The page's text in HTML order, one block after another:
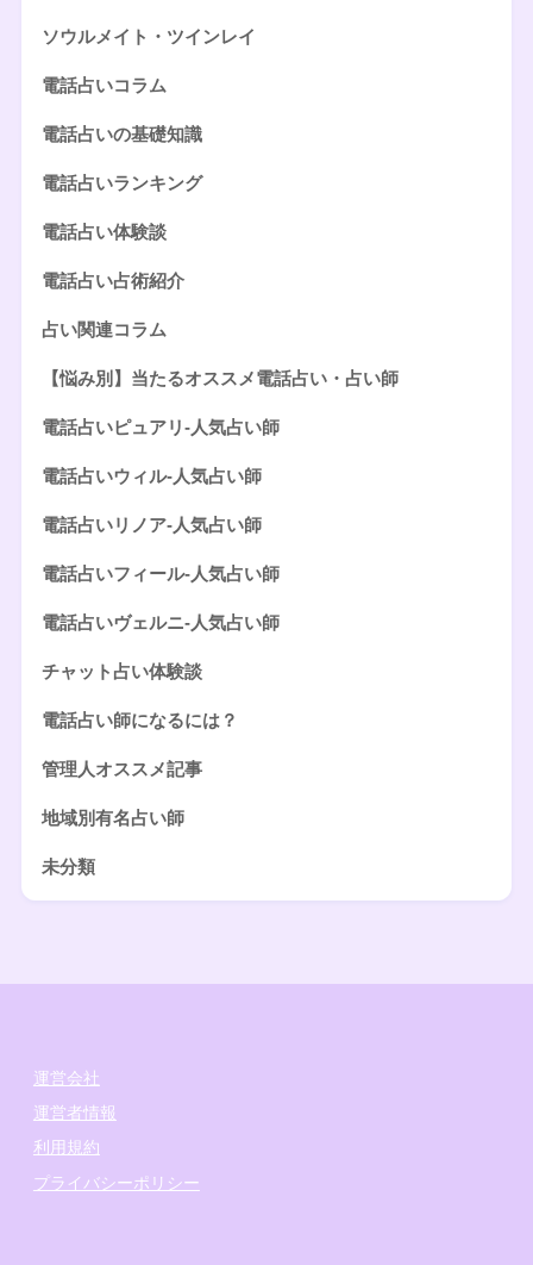
ソウルメイト・ツインレイ
電話占いコラム
電話占いの基礎知識
電話占いランキング
電話占い体験談
電話占い占術紹介
占い関連コラム
【悩み別】当たるオススメ電話占い・占い師
電話占いピュアリ-人気占い師
電話占いウィル-人気占い師
電話占いリノア-人気占い師
電話占いフィール-人気占い師
電話占いヴェルニ-人気占い師
チャット占い体験談
電話占い師になるには？
管理人オススメ記事
地域別有名占い師
未分類
運営会社
運営者情報
利用規約
プライバシーポリシー